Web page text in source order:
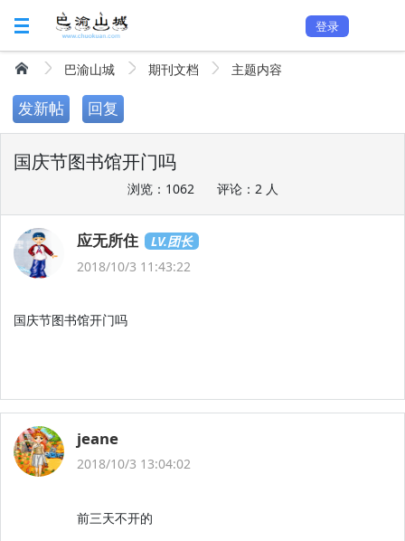
登录
巴渝山城 期刊文档 主题内容
发新帖 回复
国庆节图书馆开门吗
浏览：1062 评论：2 人
应无所住
LV.团长
2018/10/3 11:43:22
国庆节图书馆开门吗
jeane
2018/10/3 13:04:02
前三天不开的